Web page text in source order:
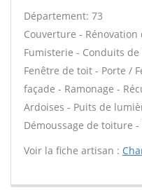
Département: 73
Couverture -
Fumisterie - Conduits
Fenêtre de toit - Porte /
façade - Ramonage -
Ardoises - Puits de
Démoussage de toiture
Voir la fiche artisan :